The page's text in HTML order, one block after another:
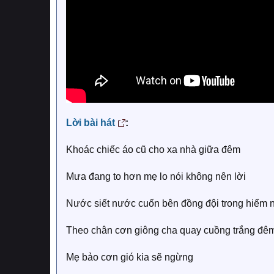
Lời bài hát :
Khoác chiếc áo cũ cho xa nhà giữa đêm
Mưa đang to hơn mẹ lo nói không nên lời
Nước siết nước cuốn bên đồng đội trong hiểm
Theo chân cơn giông cha quay cuồng trắng
Mẹ bảo cơn gió kia sẽ ngừng